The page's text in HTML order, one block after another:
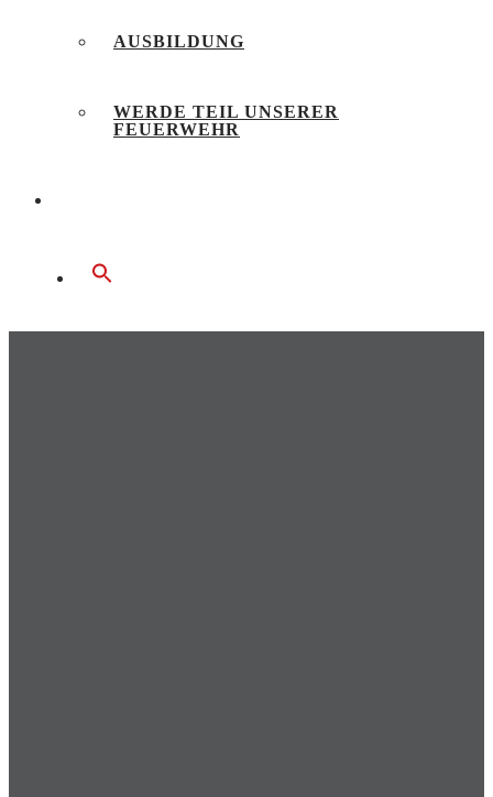
AUSBILDUNG
WERDE TEIL UNSERER
FEUERWEHR